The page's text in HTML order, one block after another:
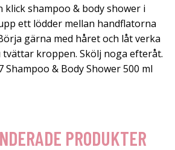
klick shampoo & body shower i
ett lödder mellan handflatorna
gärna med håret och låt verka
tvättar kroppen. Skölj noga efteråt.
Shampoo & Body Shower 500 ml
PRODUKTER